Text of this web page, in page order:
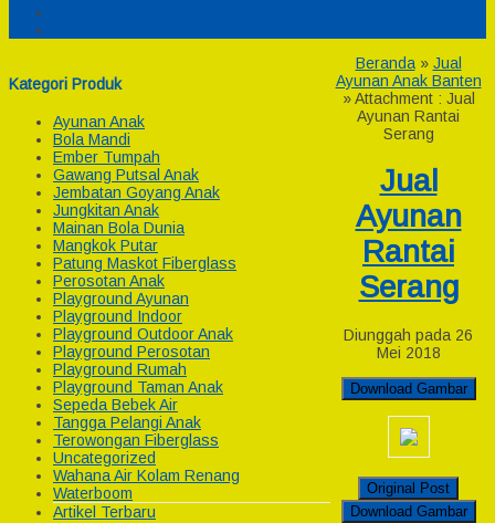
Kategori Produk
Ayunan Anak
Bola Mandi
Ember Tumpah
Gawang Putsal Anak
Jembatan Goyang Anak
Jungkitan Anak
Mainan Bola Dunia
Mangkok Putar
Patung Maskot Fiberglass
Perosotan Anak
Playground Ayunan
Playground Indoor
Playground Outdoor Anak
Playground Perosotan
Playground Rumah
Playground Taman Anak
Sepeda Bebek Air
Tangga Pelangi Anak
Terowongan Fiberglass
Uncategorized
Wahana Air Kolam Renang
Waterboom
Artikel Terbaru
Beranda» Jual
Ayunan Anak Banten
» Attachment : Jual
Ayunan Rantai
Serang
Jual
Ayunan
Rantai
Serang
Diunggah pada 26
Mei 2018
Download Gambar
Original Post
Download Gambar